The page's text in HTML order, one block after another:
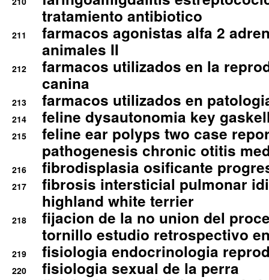
tratamiento antibiotico
211
farmacos agonistas alfa 2
animales II
212
farmacos utilizados en la
canina
213 farmacos utilizados en
214 feline dysautonomia key
215
feline ear polyps two case
pathogenesis chronic otitis
216 fibrodisplasia osificante
217
fibrosis intersticial pulmonar
highland white terrier
218
fijacion de la no union del
tornillo estudio retrospectivo
219 fisiologia endocrinologia
220 fisiologia sexual de la perra